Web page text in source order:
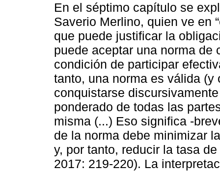
En el séptimo capítulo se
Saverio Merlino, quien ve en
que puede justificar la
puede aceptar una norma de
condición de participar
tanto, una norma es válida
conquistarse
ponderado de todas las
misma (...) Eso significa -
de la norma debe minimizar
y, por tanto, reducir la tasa
2017: 219-220). La